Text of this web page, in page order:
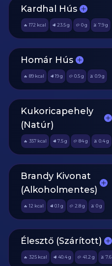
Kardhal Hús
🔥 172 kcal 🥩 23.5g 🥔 0 g 🫒 7.9g
Homár Hús
🔥 89 kcal 🥩 19g 🥔 0.5 g 🫒 0.9g
Kukoricapehely
(Natúr)
🔥 357 kcal 🥩 7.5g 🥔 84 g 🫒 0.4g
Brandy Kivonat
(Alkoholmentes)
🔥 12 kcal 🥩 0.1 g 🥔 2.8 g 🫒 0g
Élesztő (Szárított)
🔥 325 kcal 🥩 40.4g 🥔 41.2 g 🫒 7.6